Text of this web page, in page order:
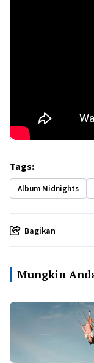
Tags:
Album Midnights
Bagikan
Mungkin